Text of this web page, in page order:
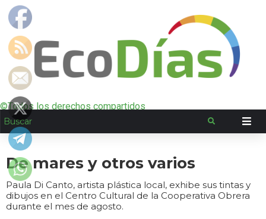
©Todos los derechos compartidos
De mares y otros varios
Paula Di Canto, artista plástica local, exhibe sus tintas y
dibujos en el Centro Cultural de la Cooperativa Obrera
durante el mes de agosto.